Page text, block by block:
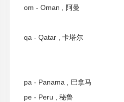
om - Oman , 阿曼
qa - Qatar , 卡塔尔
pa - Panama , 巴拿马
pe - Peru , 秘鲁